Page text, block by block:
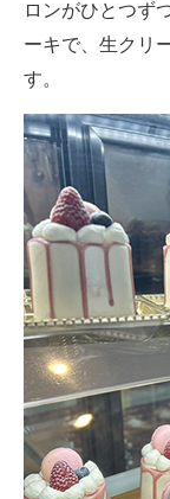
ロンがひとつず
ーキで、生クリ
す。